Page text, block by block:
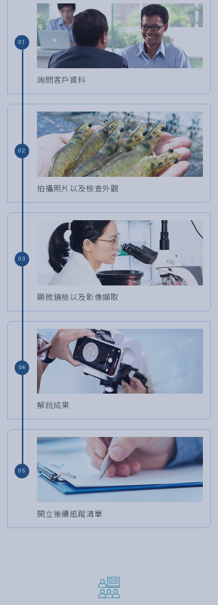
01
詢問客戶資料
02
拍攝照片以及檢查外觀
03
顯微鏡檢以及影像擷取
04
解說成果
05
開立後續追蹤清單